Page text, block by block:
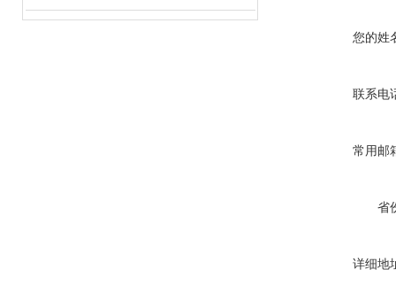
您的姓
联系电
常用邮
省
详细地